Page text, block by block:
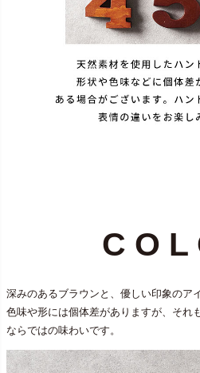
C O L
深みのあるブラウンと、優しい印象のア
色味や形には個体差がありますが、それ
ならではの味わいです。